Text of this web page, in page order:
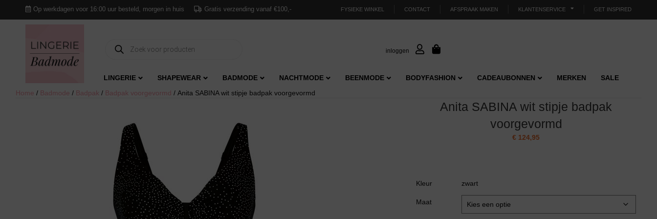
Op werkdagen voor 16:00 uur besteld, morgen in huis Gratis verzending vanaf €100,- FYSIEKE WINKEL CONTACT AFSPRAAK MAKEN KLANTENSERVICE GET INSPIRED
Producten
zoeken
inloggen
LINGERIE SHAPEWEAR BADMODE NACHTMODE BEENMODE BODYFASHION CADEAUBONNEN MERKEN
SALE
Home / Badmode / Badpak / Badpak voorgevormd / Anita SABINA wit stipje badpak voorgevormd
Anita SABINA wit stipje badpak
voorgevormd
€ 124,95
Kleur zwart
Maat